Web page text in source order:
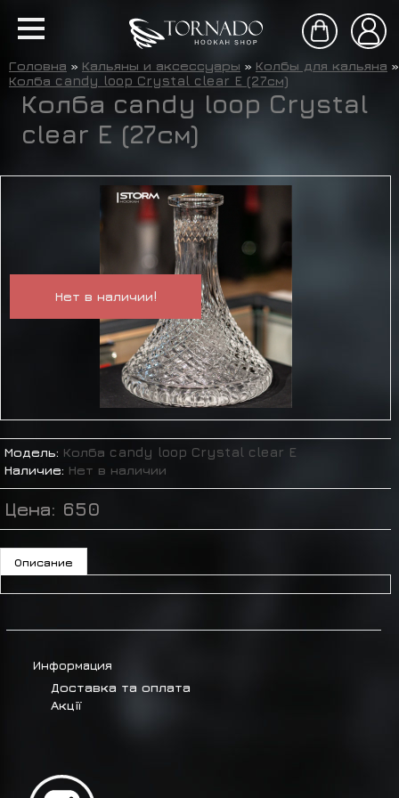
Головна » Кальяны и аксессуары » Колбы для кальяна »
Колба candy loop Crystal clear E (27см)
Колба candy loop Crystal
clear E (27см)
Нет в наличии!
Модель: Колба candy loop Crystal clear E
Наличие: Нет в наличии
Цена: 650
Описание
Информация
Доставка та оплата
Акції